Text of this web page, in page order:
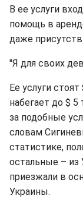
В ее услуги
помощь в
даже
"Я для своих
Ее услуги
набегает до $
за подобные
словам
статистике,
остальные – из
приезжали в
Украины.